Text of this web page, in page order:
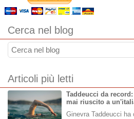
Cerca nel blog
Articoli più letti
Taddeucci da
mai riuscito a
Ginevra Taddeucci ha